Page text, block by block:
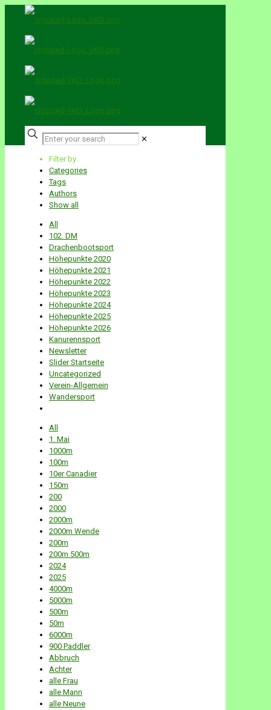
✕
Filter by
Categories
Tags
Authors
Show all
All
102. DM
Drachenbootsport
Höhepunkte 2020
Höhepunkte 2021
Höhepunkte 2022
Höhepunkte 2023
Höhepunkte 2024
Höhepunkte 2025
Höhepunkte 2026
Kanurennsport
Newsletter
Slider Startseite
Uncategorized
Verein-Allgemein
Wandersport
All
1. Mai
1000m
100m
10er Canadier
150m
200
2000
2000m
2000m Wende
200m
200m 500m
2024
2025
4000m
5000m
500m
50m
6000m
900 Paddler
Abbruch
Achter
alle Frau
alle Mann
alle Neune